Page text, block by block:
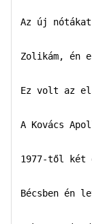
Az új
Zolikám, én
Ez volt az
A Kovács
1977-től két
Bécsben én